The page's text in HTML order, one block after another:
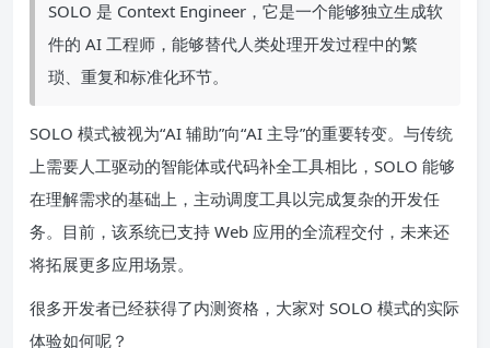
SOLO 是 Context Engineer，它是一个能够独立生成软
件的 AI 工程师，能够替代人类处理开发过程中的繁
琐、重复和标准化环节。
SOLO 模式被视为“AI 辅助”向“AI 主导”的重要转变。与传统
上需要人工驱动的智能体或代码补全工具相比，SOLO 能够
在理解需求的基础上，主动调度工具以完成复杂的开发任
务。目前，该系统已支持 Web 应用的全流程交付，未来还
将拓展更多应用场景。
很多开发者已经获得了内测资格，大家对 SOLO 模式的实际
体验如何呢？